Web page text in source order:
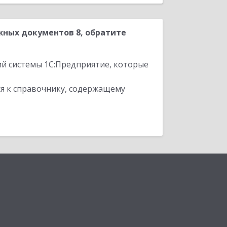
документов 8, обратите
системы 1С:Предприятие, которые
к справочнику, содержащему